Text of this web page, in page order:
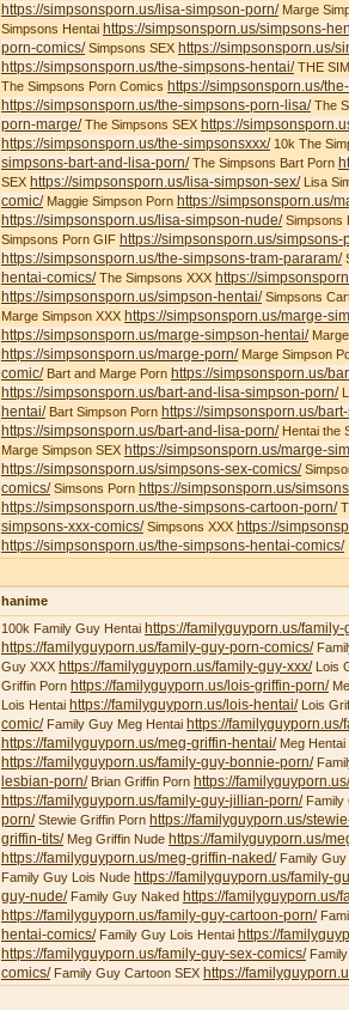
https://simpsonsporn.us/lisa-simpson-porn/Marge
Simpsons Hentai https://simpsonsporn.us/simpsons-
porn-comics/Simpsons SEX https://simpsonsporn.us/
https://simpsonsporn.us/the-simpsons-hentai/THE
The Simpsons Porn Comics https://simpsonsporn.us/
https://simpsonsporn.us/the-simpsons-porn-lisa/The
porn-marge/The Simpsons SEX https://
https://simpsonsporn.us/the-simpsonsxxx/10k The
simpsons-bart-and-lisa-porn/The Simpsons Bart Porn
SEX https://simpsonsporn.us/lisa-simpson-sex/Lisa
comic/Maggie Simpson Porn https://simpsonsporn.us/
https://simpsonsporn.us/lisa-simpson-nude/Simpsons
Simpsons Porn GIF https://simpsonsporn.us/simpsons-
https://simpsonsporn.us/the-simpsons-tram-pararam/
hentai-comics/The Simpsons XXX https://
https://simpsonsporn.us/simpson-hentai/Simpsons
Marge Simpson XXX https://simpsonsporn.us/marge-
https://simpsonsporn.us/marge-simpson-hentai/
https://simpsonsporn.us/marge-porn/Marge Simpson
comic/Bart and Marge Porn https://simpsonsporn.us/
https://simpsonsporn.us/bart-and-lisa-simpson-porn/
hentai/Bart Simpson Porn https://simpsonsporn.us/
https://simpsonsporn.us/bart-and-lisa-porn/Hentai the
Marge Simpson SEX https://simpsonsporn.us/marge-
https://simpsonsporn.us/simpsons-sex-comics/
comics/Simsons Porn https://simpsonsporn.us/
https://simpsonsporn.us/the-simpsons-cartoon-porn/
simpsons-xxx-comics/Simpsons XXX https://
https://simpsonsporn.us/the-simpsons-hentai-comics/
hanime
100k Family Guy Hentai https://familyguyporn.us/
https://familyguyporn.us/family-guy-porn-comics/
Guy XXX https://familyguyporn.us/family-guy-xxx/Lois
Griffin Porn https://familyguyporn.us/lois-griffin-porn/
Lois Hentai https://familyguyporn.us/lois-hentai/Lois
comic/Family Guy Meg Hentai https://
https://familyguyporn.us/meg-griffin-hentai/Meg Hentai
https://familyguyporn.us/family-guy-bonnie-porn/
lesbian-porn/Brian Griffin Porn https://
https://familyguyporn.us/family-guy-jillian-porn/Family
porn/Stewie Griffin Porn https://familyguyporn.us/
griffin-tits/Meg Griffin Nude https://familyguyporn.us/
https://familyguyporn.us/meg-griffin-naked/Family Guy
Family Guy Lois Nude https://familyguyporn.us/family-
guy-nude/Family Guy Naked https://familyguyporn.us/
https://familyguyporn.us/family-guy-cartoon-porn/
hentai-comics/Family Guy Lois Hentai https://
https://familyguyporn.us/family-guy-sex-comics/Family
comics/Family Guy Cartoon SEX https://